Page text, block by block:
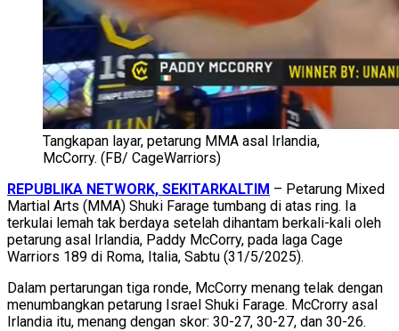
Tangkapan layar, petarung MMA asal Irlandia,
McCorry. (FB/ CageWarriors)
REPUBLIKA NETWORK, SEKITARKALTIM – Petarung Mixed
Martial Arts (MMA) Shuki Farage tumbang di atas ring. Ia
terkulai lemah tak berdaya setelah dihantam berkali-kali oleh
petarung asal Irlandia, Paddy McCorry, pada laga Cage
Warriors 189 di Roma, Italia, Sabtu (31/5/2025).
Dalam pertarungan tiga ronde, McCorry menang telak dengan
menumbangkan petarung Israel Shuki Farage. McCrorry asal
Irlandia itu, menang dengan skor: 30-27, 30-27, dan 30-26.